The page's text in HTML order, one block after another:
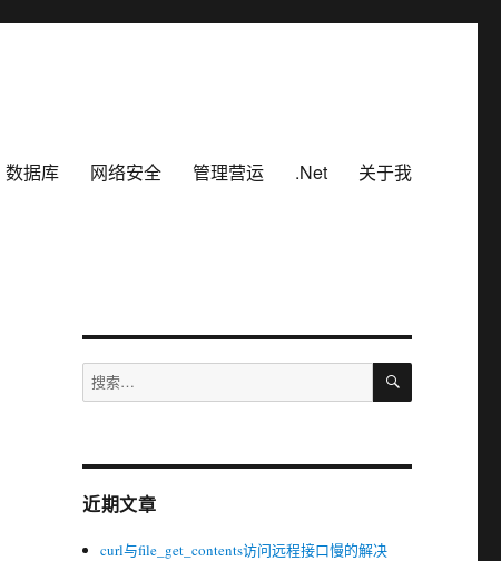
数据库 网络安全 管理营运 .Net 关于我
搜
索：
搜
近期文章
curl与file_get_contents访问远程接口慢的解决